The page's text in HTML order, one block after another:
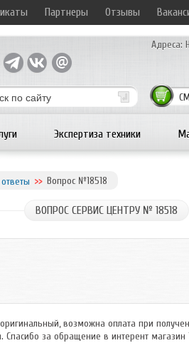
Партнеры Отзывы
Адреса:
Экспертиза техники
Вопрос №18518
ВОПРОС СЕРВИС ЦЕНТРУ № 18518
возможна оплата при
Спасибо за обращение в интерент магазин